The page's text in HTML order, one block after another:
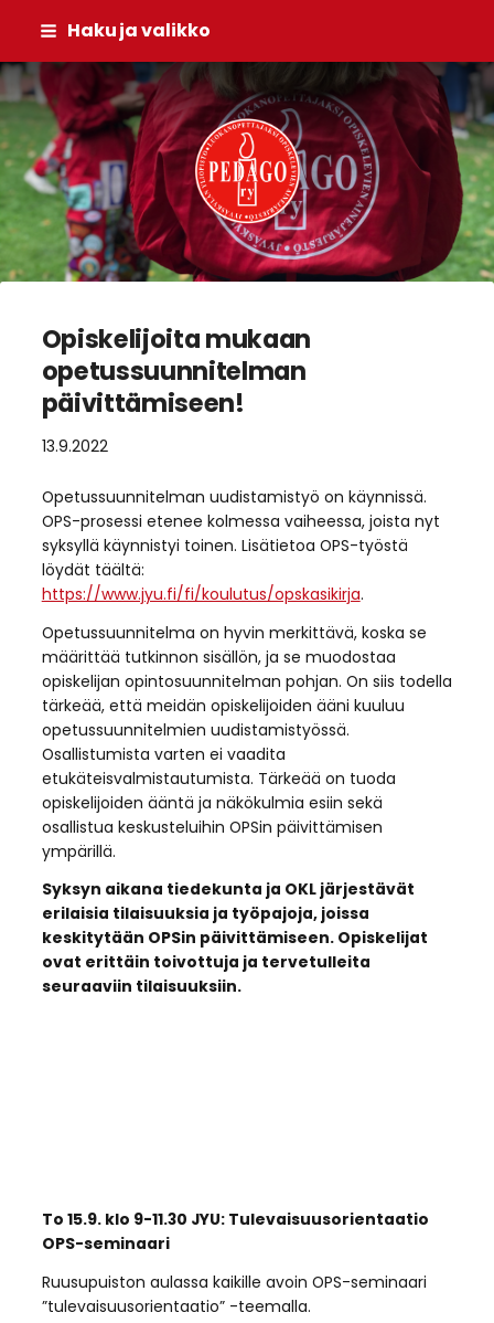
Siirry
sisältöön
Haku ja valikko
Pedago ry
Opiskelijoita mukaan
opetussuunnitelman
päivittämiseen!
13.9.2022
Opetussuunnitelman uudistamistyö on käynnissä.
OPS-prosessi etenee kolmessa vaiheessa, joista nyt
syksyllä käynnistyi toinen. Lisätietoa OPS-työstä
löydät täältä:
https://www.jyu.fi/fi/koulutus/opskasikirja.
Opetussuunnitelma on hyvin merkittävä, koska se
määrittää tutkinnon sisällön, ja se muodostaa
opiskelijan opintosuunnitelman pohjan. On siis todella
tärkeää, että meidän opiskelijoiden ääni kuuluu
opetussuunnitelmien uudistamistyössä.
Osallistumista varten ei vaadita
etukäteisvalmistautumista. Tärkeää on tuoda
opiskelijoiden ääntä ja näkökulmia esiin sekä
osallistua keskusteluihin OPSin päivittämisen
ympärillä.
Syksyn aikana tiedekunta ja OKL järjestävät
erilaisia tilaisuuksia ja työpajoja, joissa
keskitytään OPSin päivittämiseen. Opiskelijat
ovat erittäin toivottuja ja tervetulleita
seuraaviin tilaisuuksiin.
To 15.9. klo 9-11.30 JYU: Tulevaisuusorientaatio
OPS-seminaari
Ruusupuiston aulassa kaikille avoin OPS-seminaari
”tulevaisuusorientaatio” -teemalla.